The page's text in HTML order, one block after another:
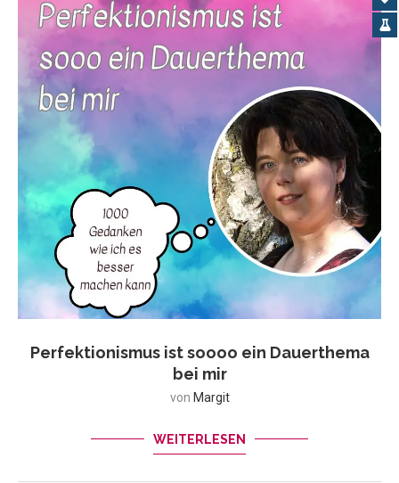
Perfektionismus ist soooo ein Dauerthema
bei mir
von Margit
WEITERLESEN